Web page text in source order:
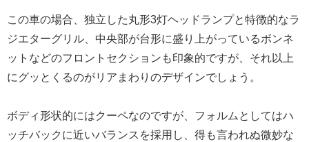
この車の場合、独立した丸形3灯ヘッドランプと特徴的なラ
ジエターグリル、中央部が台形に盛り上がっているボンネ
ットなどのフロントセクションも印象的ですが、それ以上
にグッとくるのがリアまわりのデザインでしょう。
ボディ形状的にはクーペなのですが、フォルムとしてはハ
ッチバックに近いバランスを採用し、得も言われぬ微妙な